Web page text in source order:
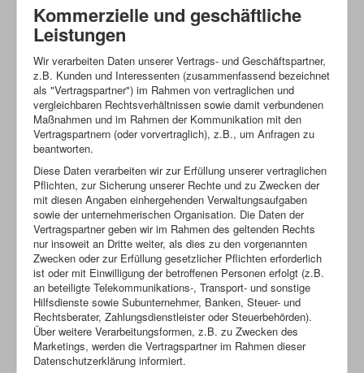
Kommerzielle und geschäftliche
Leistungen
Wir verarbeiten Daten unserer Vertrags- und Geschäftspartner,
z.B. Kunden und Interessenten (zusammenfassend bezeichnet
als "Vertragspartner") im Rahmen von vertraglichen und
vergleichbaren Rechtsverhältnissen sowie damit verbundenen
Maßnahmen und im Rahmen der Kommunikation mit den
Vertragspartnern (oder vorvertraglich), z.B., um Anfragen zu
beantworten.
Diese Daten verarbeiten wir zur Erfüllung unserer vertraglichen
Pflichten, zur Sicherung unserer Rechte und zu Zwecken der
mit diesen Angaben einhergehenden Verwaltungsaufgaben
sowie der unternehmerischen Organisation. Die Daten der
Vertragspartner geben wir im Rahmen des geltenden Rechts
nur insoweit an Dritte weiter, als dies zu den vorgenannten
Zwecken oder zur Erfüllung gesetzlicher Pflichten erforderlich
ist oder mit Einwilligung der betroffenen Personen erfolgt (z.B.
an beteiligte Telekommunikations-, Transport- und sonstige
Hilfsdienste sowie Subunternehmer, Banken, Steuer- und
Rechtsberater, Zahlungsdienstleister oder Steuerbehörden).
Über weitere Verarbeitungsformen, z.B. zu Zwecken des
Marketings, werden die Vertragspartner im Rahmen dieser
Datenschutzerklärung informiert.